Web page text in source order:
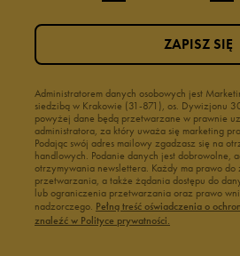
Administratorem danych osobowych jest
siedzibą w Krakowie (31-871), os. Dywizjonu
powyżej dane będą przetwarzane w prawnie
administratora, za który uważa się marketing
Podając swój adres mailowy zgadzasz się na
handlowych. Podanie danych jest dobrowolne,
otrzymywania newslettera. Każdy ma prawo do
przetwarzania, a także żądania dostępu do
lub ograniczenia przetwarzania oraz prawo
nadzorczego. Pełną treść oświadczenia o
znaleźć w Polityce prywatności.
ZAPISZ SIĘ